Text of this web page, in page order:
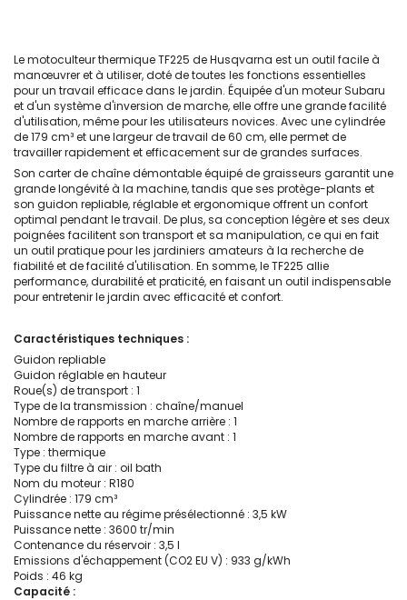
Le motoculteur thermique TF225 de Husqvarna est un outil facile à
manœuvrer et à utiliser, doté de toutes les fonctions essentielles
pour un travail efficace dans le jardin. Équipée d'un moteur Subaru
et d'un système d'inversion de marche, elle offre une grande facilité
d'utilisation, même pour les utilisateurs novices. Avec une cylindrée
de 179 cm³ et une largeur de travail de 60 cm, elle permet de
travailler rapidement et efficacement sur de grandes surfaces.
Son carter de chaîne démontable équipé de graisseurs garantit une
grande longévité à la machine, tandis que ses protège-plants et
son guidon repliable, réglable et ergonomique offrent un confort
optimal pendant le travail. De plus, sa conception légère et ses deux
poignées facilitent son transport et sa manipulation, ce qui en fait
un outil pratique pour les jardiniers amateurs à la recherche de
fiabilité et de facilité d'utilisation. En somme, le TF225 allie
performance, durabilité et praticité, en faisant un outil indispensable
pour entretenir le jardin avec efficacité et confort.
Caractéristiques techniques :
Guidon repliable
Guidon réglable en hauteur
Roue(s) de transport : 1
Type de la transmission : chaîne/manuel
Nombre de rapports en marche arrière : 1
Nombre de rapports en marche avant : 1
Type : thermique
Type du filtre à air : oil bath
Nom du moteur : R180
Cylindrée : 179 cm³
Puissance nette au régime présélectionné : 3,5 kW
Puissance nette : 3600 tr/min
Contenance du réservoir : 3,5 l
Emissions d'échappement (CO2 EU V) : 933 g/kWh
Poids : 46 kg
Capacité :